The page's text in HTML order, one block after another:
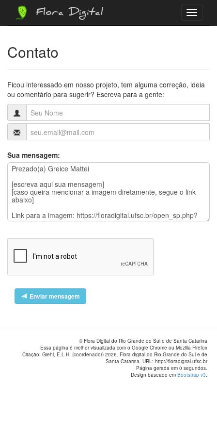
Menu
Flora Digital
Contato
Ficou interessado em nosso projeto, tem alguma correção, ideia
ou comentário para sugerir? Escreva para a gente:
Sua mensagem:
Enviar mensagem
© Flora Digital do Rio Grande do Sul e de Santa Catarina
Essa página é melhor visualizada com o Google Chrome ou Mozilla Firefox
Citação: Giehl, E.L.H. (coordenador) 2026. Flora digital do Rio Grande do Sul e de
Santa Catarina. URL: http://floradigital.ufsc.br
Página gerada em 0 segundos.
Design baseado em Bootstrap v3.